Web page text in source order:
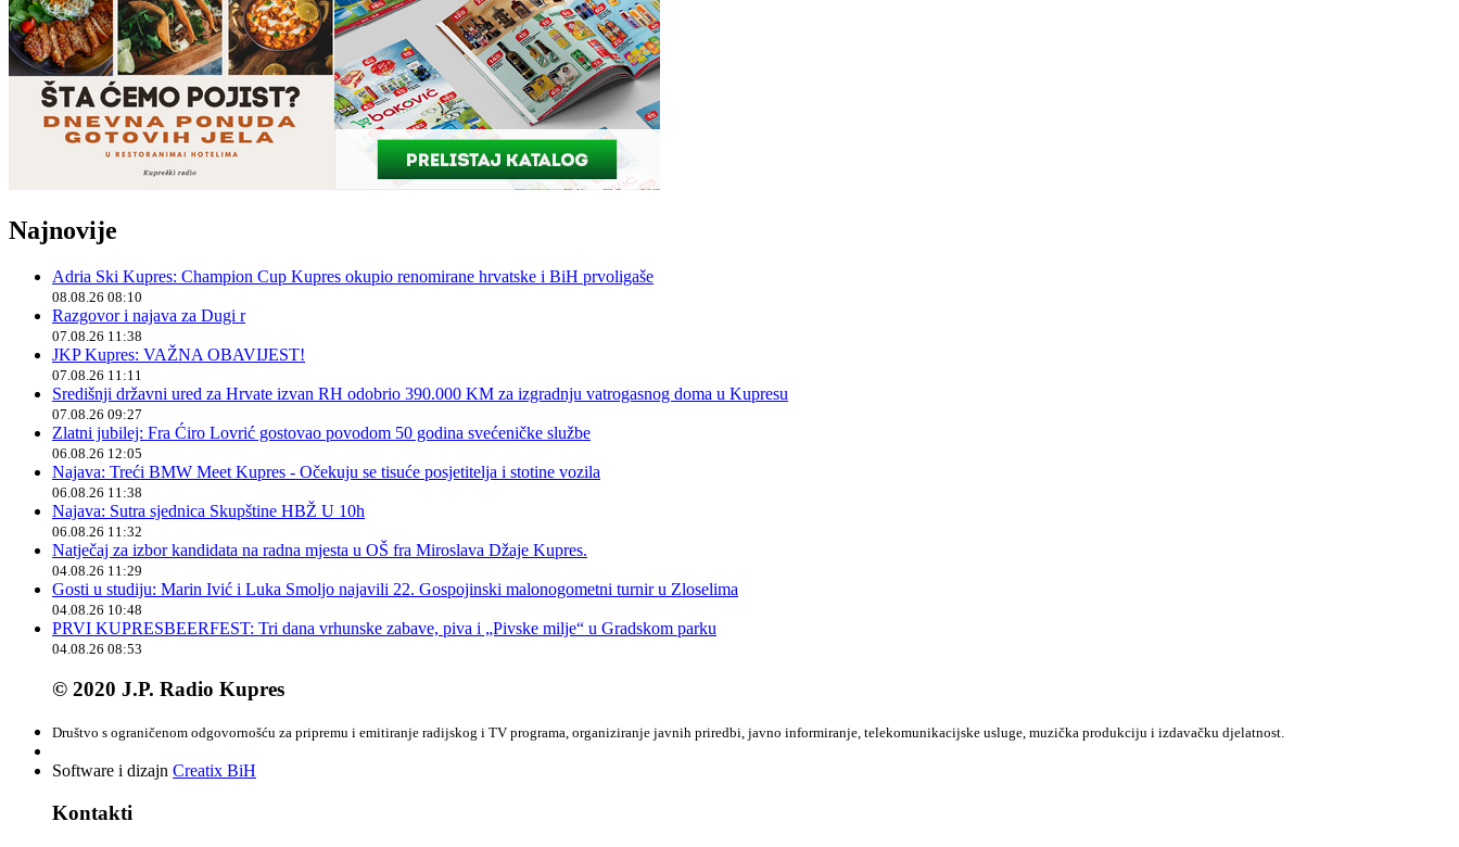
Najnovije
Adria Ski Kupres: Champion Cup Kupres okupio renomirane hrvatske i BiH prvoligaše
08.08.26 08:10
Razgovor i najava za Dugi r
07.08.26 11:38
JKP Kupres: VAŽNA OBAVIJEST!
07.08.26 11:11
Središnji državni ured za Hrvate izvan RH odobrio 390.000 KM za izgradnju vatrogasnog doma u Kupresu
07.08.26 09:27
Zlatni jubilej: Fra Ćiro Lovrić gostovao povodom 50 godina svećeničke službe
06.08.26 12:05
Najava: Treći BMW Meet Kupres - Očekuju se tisuće posjetitelja i stotine vozila
06.08.26 11:38
Najava: Sutra sjednica Skupštine HBŽ U 10h
06.08.26 11:32
Natječaj za izbor kandidata na radna mjesta u OŠ fra Miroslava Džaje Kupres.
04.08.26 11:29
Gosti u studiju: Marin Ivić i Luka Smoljo najavili 22. Gospojinski malonogometni turnir u Zloselima
04.08.26 10:48
PRVI KUPRESBEERFEST: Tri dana vrhunske zabave, piva i „Pivske milje“ u Gradskom parku
04.08.26 08:53
© 2020 J.P. Radio Kupres
Društvo s ograničenom odgovornošću za pripremu i emitiranje radijskog i TV programa, organiziranje javnih priredbi, javno informiranje, telekomunikacijske usluge, muzička produkciju i izdavačku djelatnost.
Software i dizajn Creatix BiH
Kontakti